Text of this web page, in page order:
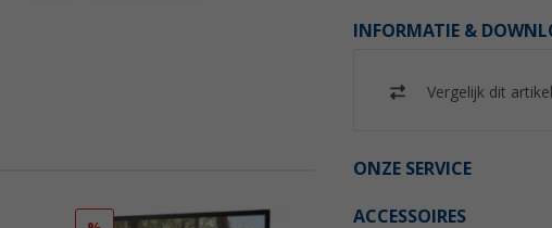
INFORMATIE &
Vergelijk dit artikel
ONZE SERVICE
ACCESSOIRES